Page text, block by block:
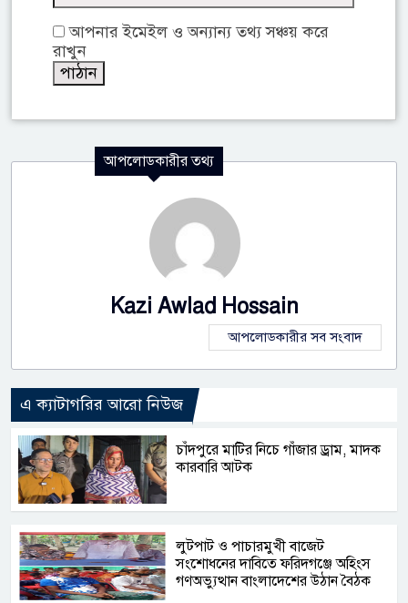
আপনার ইমেইল ও অন্যান্য তথ্য সঞ্চয় করে
রাখুন
আপলোডকারীর তথ্য
Kazi Awlad Hossain
আপলোডকারীর সব সংবাদ
এ ক্যাটাগরির আরো নিউজ
চাঁদপুরে মাটির নিচে গাঁজার ড্রাম, মাদক
কারবারি আটক
লুটপাট ও পাচারমুখী বাজেট
সংশোধনের দাবিতে ফরিদগঞ্জে অহিংস
গণঅভ্যুত্থান বাংলাদেশের উঠান বৈঠক